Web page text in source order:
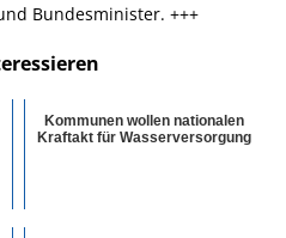
Bundesminister. +++
Kommunen wollen nationalen
Kraftakt für Wasserversorgung